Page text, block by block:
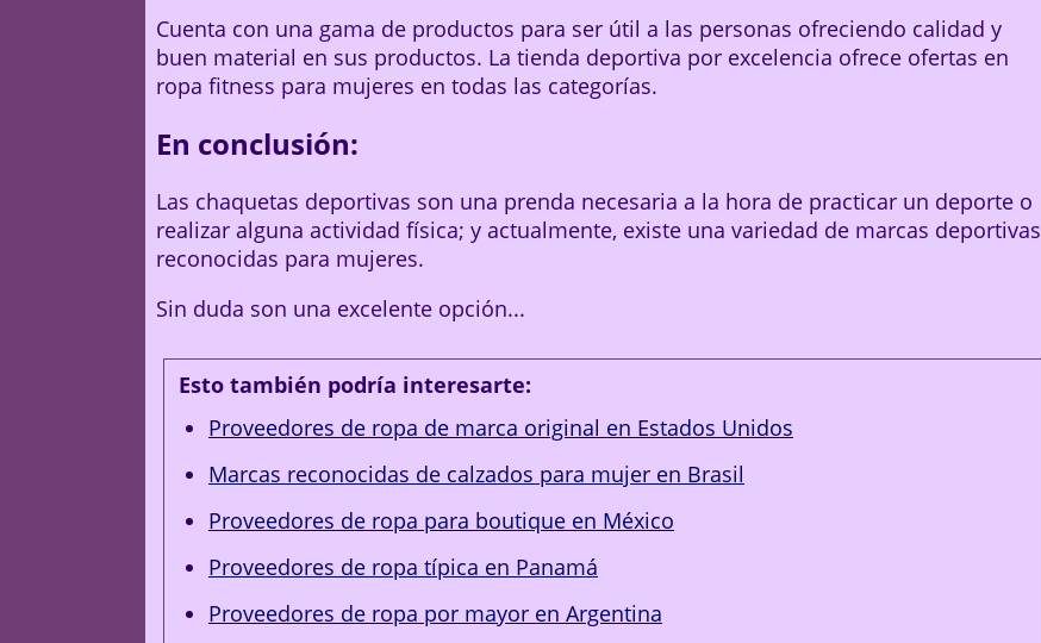
Cuenta con una gama de productos para ser útil a las personas ofreciendo calidad y
buen material en sus productos. La tienda deportiva por excelencia ofrece ofertas en
ropa fitness para mujeres en todas las categorías.
En conclusión:
Las chaquetas deportivas son una prenda necesaria a la hora de practicar un deporte o
realizar alguna actividad física; y actualmente, existe una variedad de marcas deportivas
reconocidas para mujeres.
Sin duda son una excelente opción...
Esto también podría interesarte:
Proveedores de ropa de marca original en Estados Unidos
Marcas reconocidas de calzados para mujer en Brasil
Proveedores de ropa para boutique en México
Proveedores de ropa típica en Panamá
Proveedores de ropa por mayor en Argentina